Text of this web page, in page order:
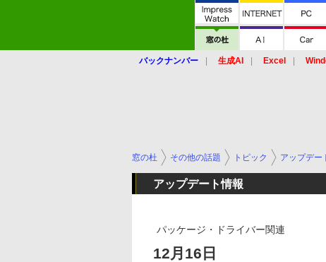
バックナンバー 生成AI Excel
窓の杜 その他の話題 トピック アップデー
アップデート情報
パッケージ・ドライバー関連
12月16日